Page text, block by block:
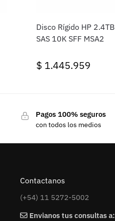
Disco Rígido HP 2.4TB
SAS 10K SFF MSA2
$ 1.445.959
Pagos 100% seguros
con todos los medios
Contactanos
(+54) 11 5272-5002
Envianos tus consultas a: